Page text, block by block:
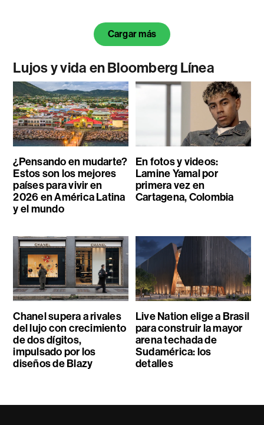
Cargar más
Lujos y vida en Bloomberg Línea
¿Pensando en mudarte?
Estos son los mejores
países para vivir en
2026 en América Latina
y el mundo
En fotos y videos:
Lamine Yamal por
primera vez en
Cartagena, Colombia
Chanel supera a rivales
del lujo con crecimiento
de dos dígitos,
impulsado por los
diseños de Blazy
Live Nation elige a Brasil
para construir la mayor
arena techada de
Sudamérica: los
detalles